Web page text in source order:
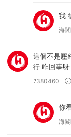
我
海
這個不是壓
行 咋回事呀
2380460
你
海